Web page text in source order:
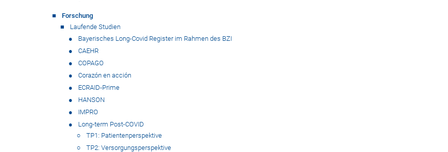
Forschung
Laufende Studien
Bayerisches Long-Covid Register im Rahmen des BZI
CAEHR
COPAGO
Corazón en acción
ECRAID-Prime
HANSON
IMPRO
Long-term Post-COVID
TP1: Patientenperspektive
TP2: Versorgungsperspektive